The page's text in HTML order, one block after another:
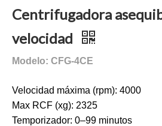
Centrifugadora
velocidad
Modelo: CFG-4CE
Velocidad máxima (rpm): 4000
Max RCF (xg): 2325
Temporizador: 0–99 minutos